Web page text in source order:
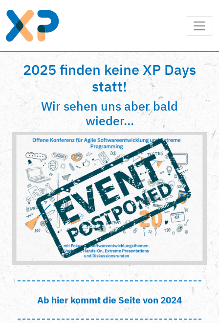
2025 finden keine XP Days
statt!
Wir sehen uns aber bald
wieder...
Ab hier kommt die Seite von 2024